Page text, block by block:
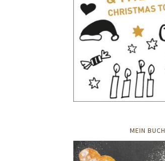
MEIN BUCH